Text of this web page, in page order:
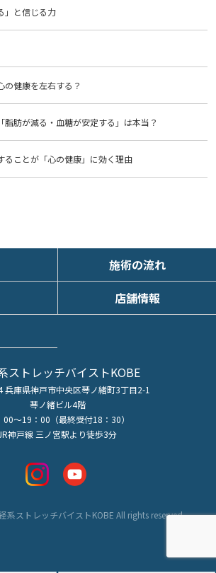
」と信じる力
の健康を左右する？
脂肪が減る・血糖が安定する」は本当？
ることが「心の健康」に効く理由
施術の流れ
店舗情報
ストレッチバイストKOBE
兵庫県神戸市中央区琴ノ緒町3丁目2-1
琴ノ緒ビル4階
00～19：00（最終受付18：30）
神戸線 三ノ宮駅より徒歩3分
系ストレッチバイストKOBE All rights reserved.